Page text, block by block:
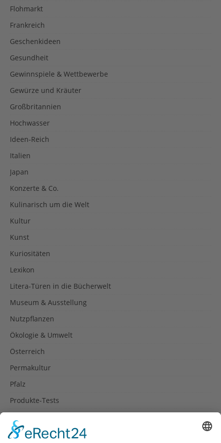
Flohmarkt
Frankreich
Geschenkideen
Gesundheit
Gewinnspiele & Wettbewerbe
Gewürze und Kräuter
Großbritannien
Hochwasser
Ideen-Reich
Italien
Japan
Konzerte & Co.
Kulinarisch um die Welt
Kultur
Kunst
Kuriositäten
Lexikon
Litera-Türen in die Bücherwelt
Museum & Ausstellung
Nutzpflanzen
Ökologie & Umwelt
Österreich
Permakultur
Pfalz
Produkte-Tests
Rezepte